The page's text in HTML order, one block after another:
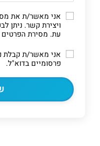
אני מאשר/ת את
ויצירת קשר. ניתן
עת. מסירת הפרטים
אני מאשר/ת קבלת
פרסומיים בדוא"ל.